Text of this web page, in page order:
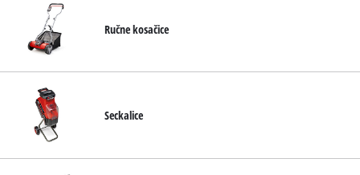
Ručne kosačice
Seckalice